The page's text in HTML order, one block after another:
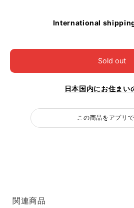
International
Sold out
日本国内にお住まい
この商品をアプリ
関連商品